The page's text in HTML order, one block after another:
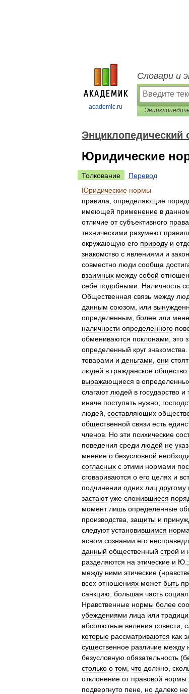
academic.ru
Словари и
Юридические
Толкование
Перевод
Юридические нормы
правила определяющие
имеющей применение в
отличие от субъективного права
техническими разумеют
окружающую его природу и
знакомство с явлениями и
совместно люди сообща
взаимных между собой
себе подобными Наличность
Общественная связь между
данным союзом или
определенным более или
наличности определенного
обмениваются поклонами это
определенный круг знакомства
товарами и деньгами они стоят
людей в гражданское общество
выражающиеся в
слагают людей в государство и т
иначе поступать нужно;
людей составляющих
общественной связи есть
членов Но эти психические
поведения среди людей не
мнение о безусловной
согласных с этими нормами
сговариваются о его целях и
подчинении одних лиц другому
застают уже сложившиеся
момент лишь определенные
производства защиты и
следуют установившимся
ясном сознании его
данный общественный строй и
разделяются на этические и Ю .;
между ними этические (
всех отношениях может быть
санкцию; большая часть
Нравственные нормы более
убеждениями лица или
абсолютные веления совести
которые рассматриваются как
существенное различие между
безусловную обязательность (
столько о том что должно
отклонение от правовой нормы
подвергнуто пене но далеко не